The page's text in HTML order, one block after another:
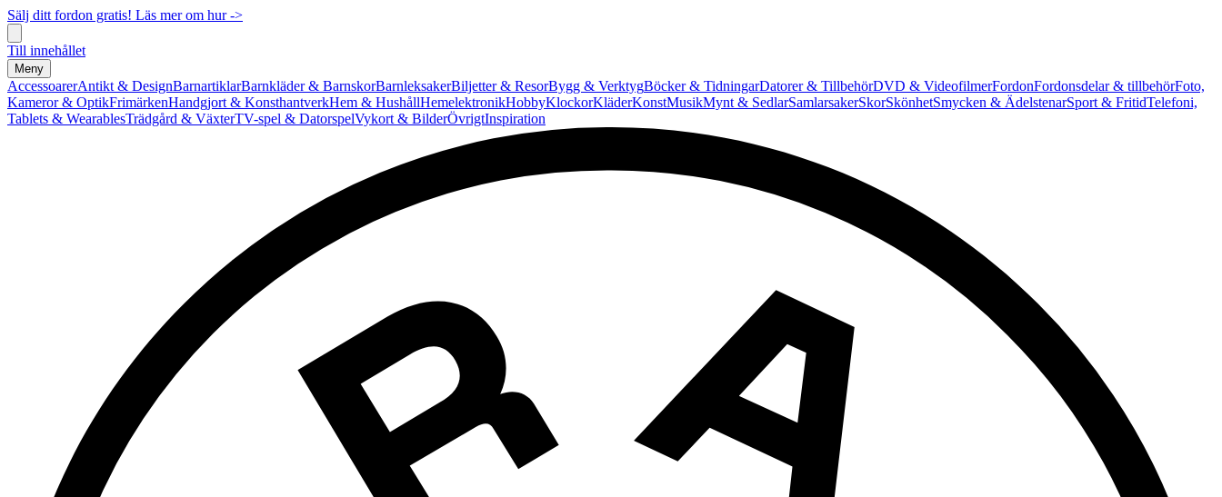
Sälj ditt fordon gratis! Läs mer om hur ->
Till innehållet
Meny
AccessoarerAntikt & DesignBarnartiklarBarnkläder & BarnskorBarnleksakerBiljetter & ResorBygg & VerktygBöcker & TidningarDatorer & TillbehörDVD & VideofilmerFordonFordonsdelar & tillbehörFoto,
Kameror & OptikFrimärkenHandgjort & KonsthantverkHem & HushållHemelektronikHobbyKlockorKläderKonstMusikMynt & SedlarSamlarsakerSkorSkönhetSmycken & ÄdelstenarSport & FritidTelefoni,
Tablets & WearablesTrädgård & VäxterTV-spel & DatorspelVykort & BilderÖvrigtInspiration